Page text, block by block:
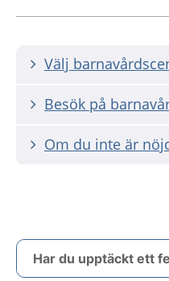
Välj
Besök på
Om du inte är
Har du upptäckt ett